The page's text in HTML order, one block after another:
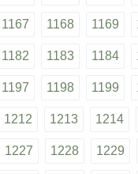
1167 1168 1169
1182 1183 1184
1197 1198 1199
1212 1213 1214
1227 1228 1229